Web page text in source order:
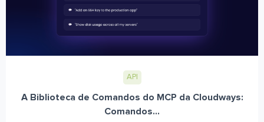
API
A Biblioteca de Comandos do MCP da Cloudways:
Comandos...